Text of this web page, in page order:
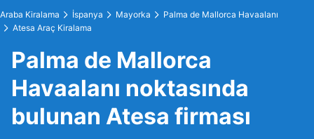
Araba Kiralama İspanya Mayorka
Palma de Mallorca Havaalanı
Atesa Araç Kiralama
Palma de Mallorca
Havaalanı noktasında
bulunan Atesa firması